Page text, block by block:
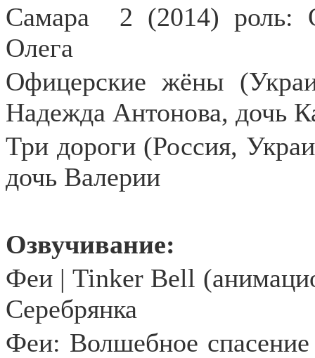
Самара
2 (2014) роль:
Олега
Офицерские жёны
Надежда Антонова, дочь
Три дороги (Россия,
дочь Валерии
Озвучивание:
Феи | Tinker Bell
Серебрянка
Феи: Волшебное